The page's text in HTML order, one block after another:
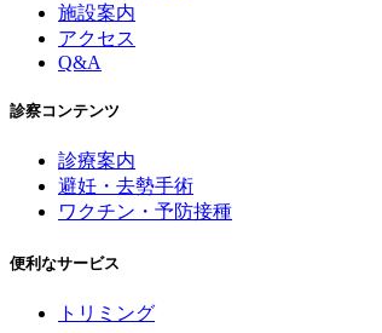
施設案内
アクセス
Q&A
診察コンテンツ
診療案内
避妊・去勢手術
ワクチン・予防接種
便利なサービス
トリミング